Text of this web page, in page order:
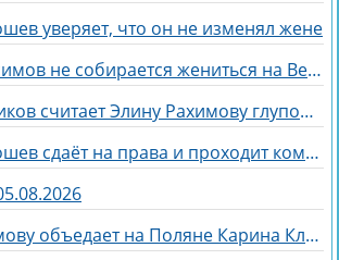
уверяет, что он не изменял жене
Артём Герасимов не собирается жениться на Веронике Строгановой
Егор Мельников считает Элину Рахимову глупой и профдеформированной
Сергей Хорошев сдаёт на права и проходит комиссию
Элину Рахимову объедает на Поляне Карина Клочкова